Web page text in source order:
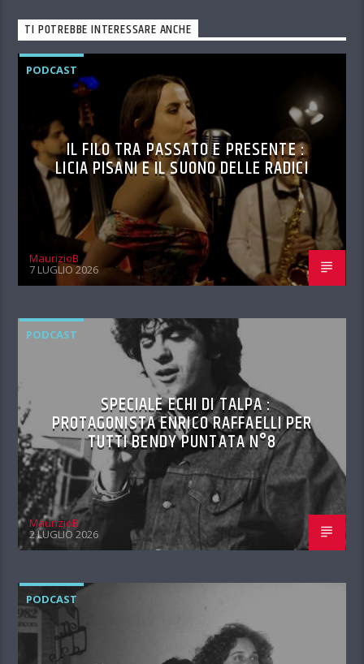
TI POTREBBE INTERESSARE ANCHE
PODCAST
IL FILO TRA PASSATO E PRESENTE :
LICIA PISANI E IL SUONO DELLE RADICI
MaurizioB
7 LUGLIO 2026
PODCAST
SPECIALE ECHI DI TALPA :
PROTAGONISTA ENRICO RAFFAELLI PER
TUTTI BENDY PUNTATA N°8
MaurizioB
2 LUGLIO 2026
PODCAST